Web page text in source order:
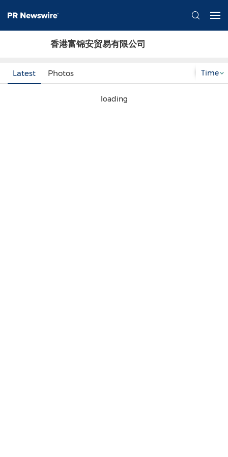
香港富锦安贸易有限公司
Time
Latest Photos
loading